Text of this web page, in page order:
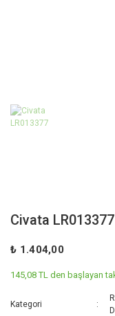
Civata LR013377
₺ 1.404,00
145,08 TL den başlayan
Kategori